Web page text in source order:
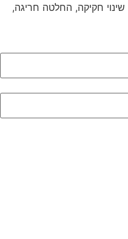
חקיקה, החלטה חריגה,